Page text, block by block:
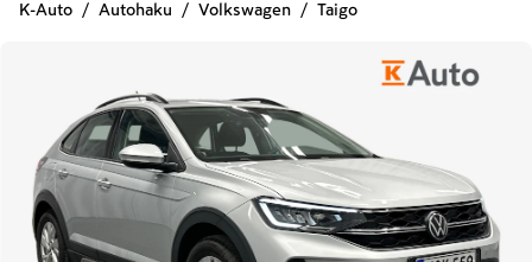
K-Auto Autohaku Volkswagen Taigo